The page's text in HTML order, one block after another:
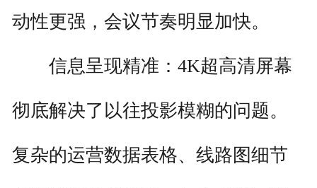
动性更强，会议节奏明显加快。
信息呈现精准：4K超高清屏幕
彻底解决了以往投影模糊的问题。
复杂的运营数据表格、线路图细节